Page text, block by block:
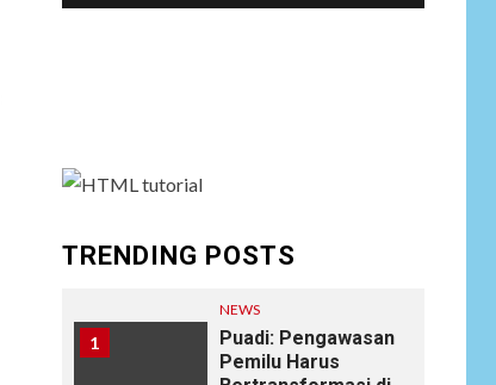
TRENDING POSTS
1
NEWS
Puadi: Pengawasan
Pemilu Harus